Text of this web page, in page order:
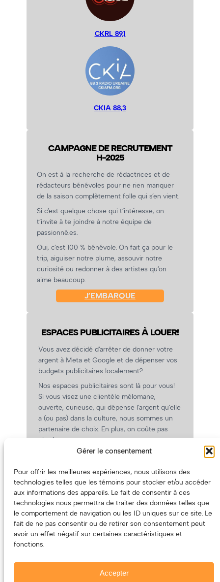
Gérer le consentement
Pour offrir les meilleures expériences, nous utilisons des
technologies telles que les témoins pour stocker et/ou accéder
aux informations des appareils. Le fait de consentir à ces
technologies nous permettra de traiter des données telles que
le comportement de navigation ou les ID uniques sur ce site. Le
fait de ne pas consentir ou de retirer son consentement peut
avoir un effet négatif sur certaines caractéristiques et
fonctions.
Accepter
CKRL 89,1
CKIA 88,3
CAMPAGNE DE RECRUTEMENT
H-2025
On est à la recherche de rédactrices et de
rédacteurs bénévoles pour ne rien manquer
de la saison complètement folle qui s’en vient.
Si c’est quelque chose qui t’intéresse, on
t’invite à te joindre à notre équipe de
passionné.es.
Oui, c’est 100 % bénévole. On fait ça pour le
trip, aiguiser notre plume, assouvir notre
curiosité ou redonner à des artistes qu’on
aime beaucoup.
J’EMBARQUE
ESPACES PUBLICITAIRES À LOUER!
Vous avez décidé d’arrêter de donner votre
argent à Meta et Google et de dépenser vos
budgets publicitaires localement?
Nos espaces publicitaires sont là pour vous!
Si vous visez une clientèle mélomane,
ouverte, curieuse, qui dépense l’argent qu’elle
a (ou pas) dans la culture, nous sommes un
partenaire de choix. En plus, on coûte pas
cher!
On prépare une grille tarifaire intéressante et
(Oui, on va avoir des tarifs spéciaux pour
vous, les artistes!)